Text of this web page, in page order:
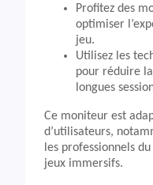
Profitez des
optimiser
jeu.
Utilisez les
pour réduire
longues
Ce moniteur est
d’utilisateurs,
les professionnels
jeux immersifs.